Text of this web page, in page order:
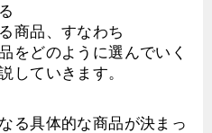
商品、すなわち
をどのように選んでいく
していきます。
る具体的な商品が決まっ